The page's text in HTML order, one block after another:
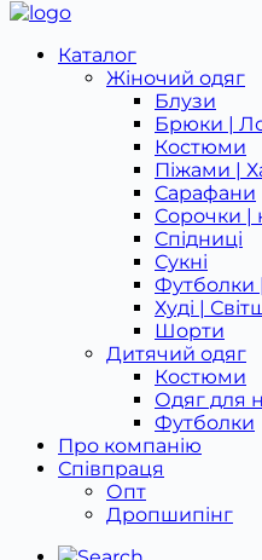
Каталог
Жіночий одяг
Блузи
Брюки |
Костюми
Піжами |
Сарафани
Сорочки |
Спідниці
Сукні
Футболки
Худі |
Шорти
Дитячий одяг
Костюми
Одяг для
Футболки
Про компанію
Співпраця
Опт
Дропшипінг